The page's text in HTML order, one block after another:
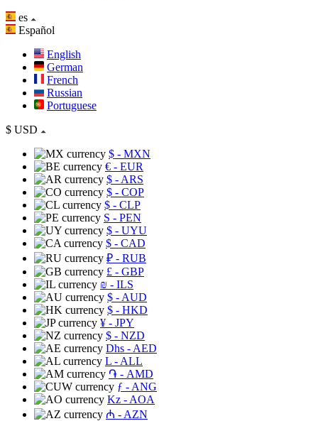
es
Español
English
German
French
Russian
Portuguese
$ USD
$ - MXN
€ - EUR
$ - ARS
$ - COP
$ - CLP
S - PEN
$ - UYU
$ - CAD
₽ - RUB
£ - GBP
₪ - ILS
$ - AUD
$ - HKD
¥ - JPY
$ - NZD
Dhs - AED
L - ALL
֏ - AMD
ƒ - ANG
Kz - AOA
₼ - AZN